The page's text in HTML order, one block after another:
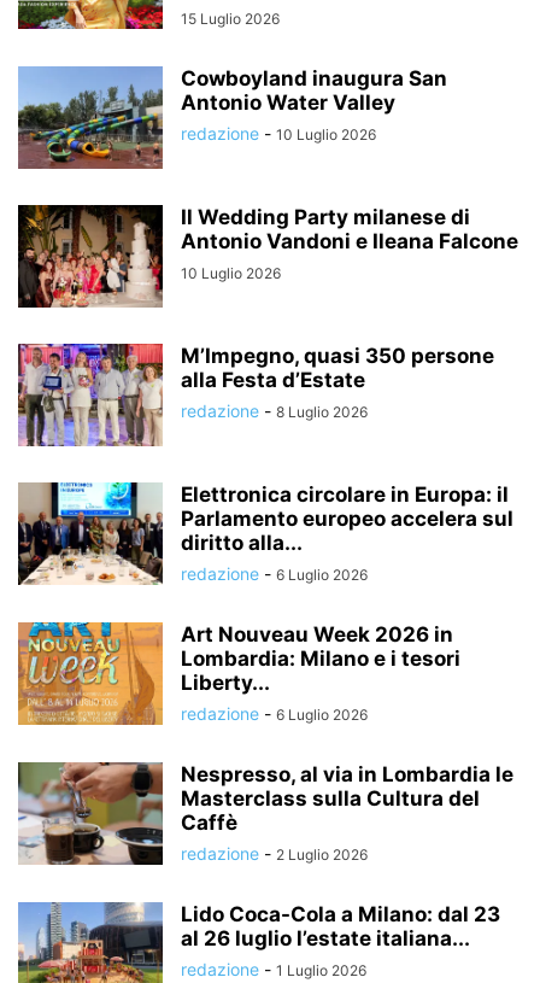
15 Luglio 2026
Cowboyland inaugura San
Antonio Water Valley
redazione - 10 Luglio 2026
Il Wedding Party milanese di
Antonio Vandoni e Ileana Falcone
10 Luglio 2026
M’Impegno, quasi 350 persone
alla Festa d’Estate
redazione - 8 Luglio 2026
Elettronica circolare in Europa: il
Parlamento europeo accelera sul
diritto alla...
redazione - 6 Luglio 2026
Art Nouveau Week 2026 in
Lombardia: Milano e i tesori
Liberty...
redazione - 6 Luglio 2026
Nespresso, al via in Lombardia le
Masterclass sulla Cultura del
Caffè
redazione - 2 Luglio 2026
Lido Coca-Cola a Milano: dal 23
al 26 luglio l’estate italiana...
redazione - 1 Luglio 2026